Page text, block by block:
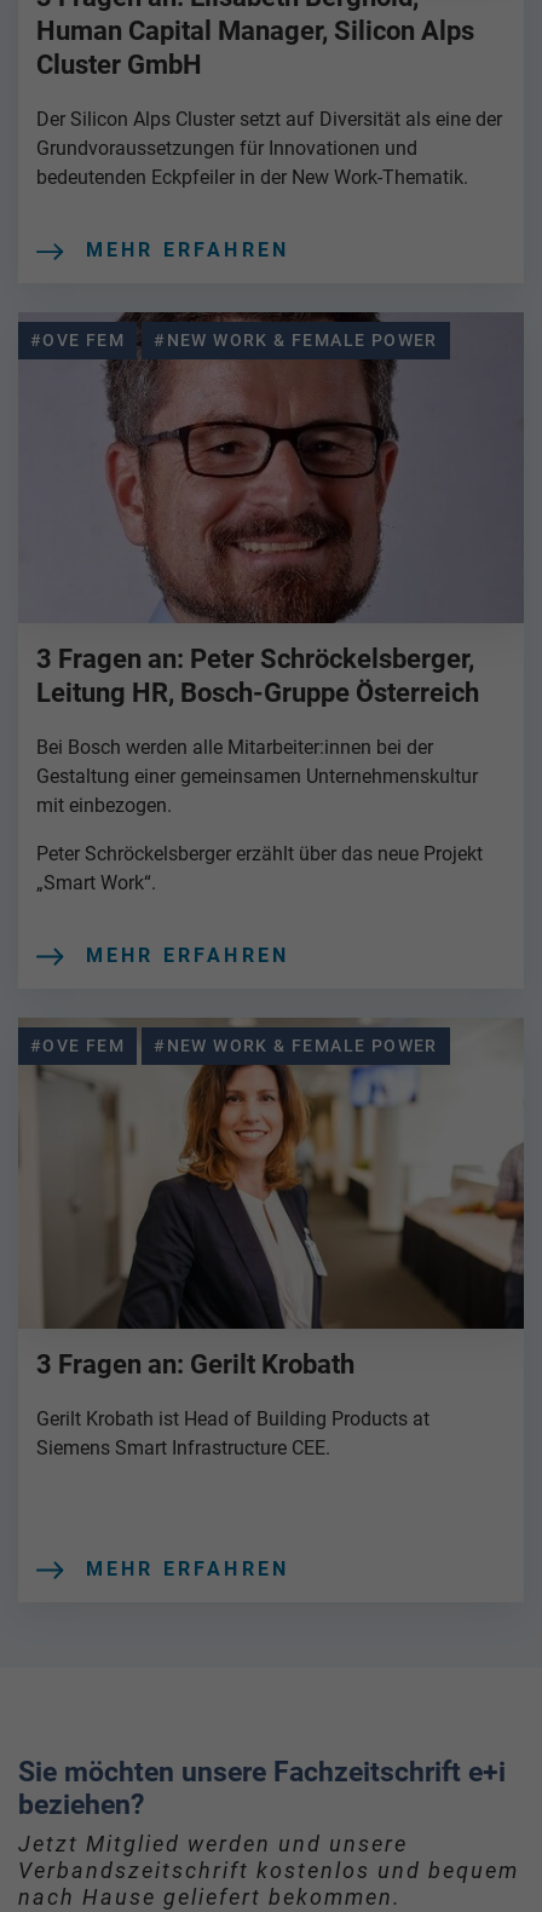
Human Capital Manager, Silicon Alps
Cluster GmbH
Der Silicon Alps Cluster setzt auf Diversität als eine der
Grundvoraussetzungen für Innovationen und
bedeutenden Eckpfeiler in der New Work-Thematik.
MEHR ERFAHREN
#OVE FEM #NEW WORK & FEMALE POWER
3 Fragen an: Peter Schröckelsberger,
Leitung HR, Bosch-Gruppe Österreich
Bei Bosch werden alle Mitarbeiter:innen bei der
Gestaltung einer gemeinsamen Unternehmenskultur
mit einbezogen.
Peter Schröckelsberger erzählt über das neue Projekt
„Smart Work“.
MEHR ERFAHREN
#OVE FEM #NEW WORK & FEMALE POWER
3 Fragen an: Gerilt Krobath
Gerilt Krobath ist Head of Building Products at
Siemens Smart Infrastructure CEE.
MEHR ERFAHREN
Sie möchten unsere Fachzeitschrift e+i
beziehen?
Jetzt Mitglied werden und unsere
Verbandszeitschrift kostenlos und bequem
nach Hause geliefert bekommen.